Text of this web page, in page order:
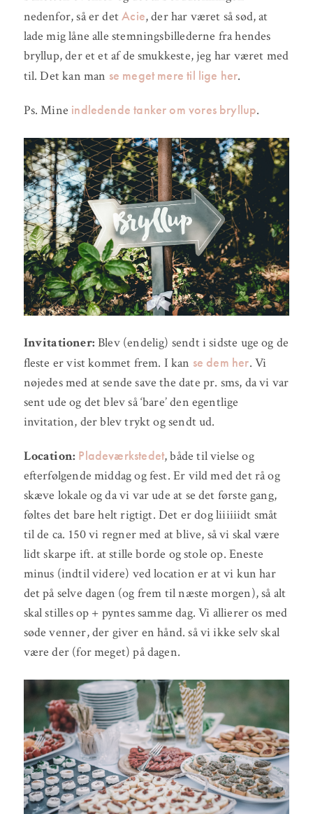
nedenfor, så er detAcie, der har været så sød, at
lade mig låne alle stemningsbillederne fra hendes
bryllup, der et et af de smukkeste, jeg har været med
til. Det kan man se meget mere til lige her.
Ps. Mine indledende tanker om vores bryllup.
Invitationer:Blev (endelig) sendt i sidste uge og de
fleste er vist kommet frem. I kan se dem her. Vi
nøjedes med at sende save the date pr. sms, da vi var
sent ude og det blev så ‘bare’ den egentlige
invitation, der blev trykt og sendt ud.
Location: Pladeværkstedet, både til vielse og
efterfølgende middag og fest. Er vild med det rå og
skæve lokale og da vi var ude at se det første gang,
føltes det bare helt rigtigt. Det er dog liiiiiidt småt
til de ca. 150 vi regner med at blive, så vi skal være
lidt skarpe ift. at stille borde og stole op. Eneste
minus (indtil videre) ved location er at vi kun har
det på selve dagen (og frem til næste morgen), så alt
skal stilles op + pyntes samme dag. Vi allierer os med
søde venner, der giver en hånd. så vi ikke selv skal
være der (for meget) på dagen.